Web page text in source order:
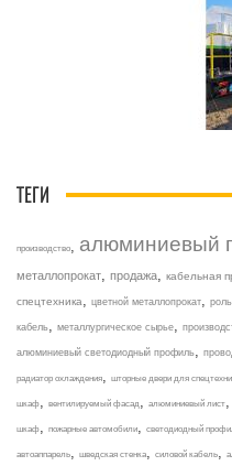
ТЕГИ
производство алюминиевый
металлопрокат продажа кабельная
спецтехника цветной металлопрокат
кабель металлургическое сырье
алюминиевый светодиодный профиль
радиатор охлаждения шторные двери для
шкаф вентилируемый фасад алюминиевый лист
шкаф пожарные автомобили светодиодный
автоаппарель шведская стенка силовой кабель